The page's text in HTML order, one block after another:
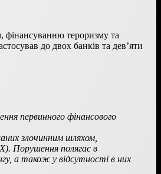
фінансуванню тероризму та
до двох банків та дев’яти
первинного фінансового
злочинним шляхом,
Порушення полягає в
а також у відсутності в них